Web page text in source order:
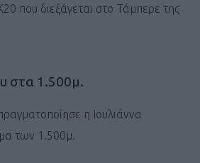
που διεξάγεται στο Τάμπερε της
στα 1.500μ.
η Ιουλιάννα
των 1.500μ.